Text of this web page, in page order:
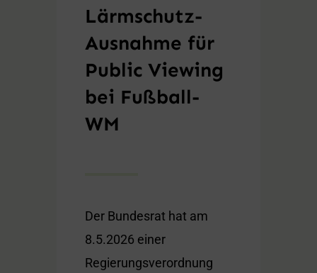
Lärmschutz-
Ausnahme für
Public Viewing
bei Fußball-
WM
Der Bundesrat hat am
8.5.2026 einer
Regierungsverordnung